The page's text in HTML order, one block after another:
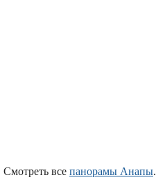
Смотреть все панорамы Анапы.